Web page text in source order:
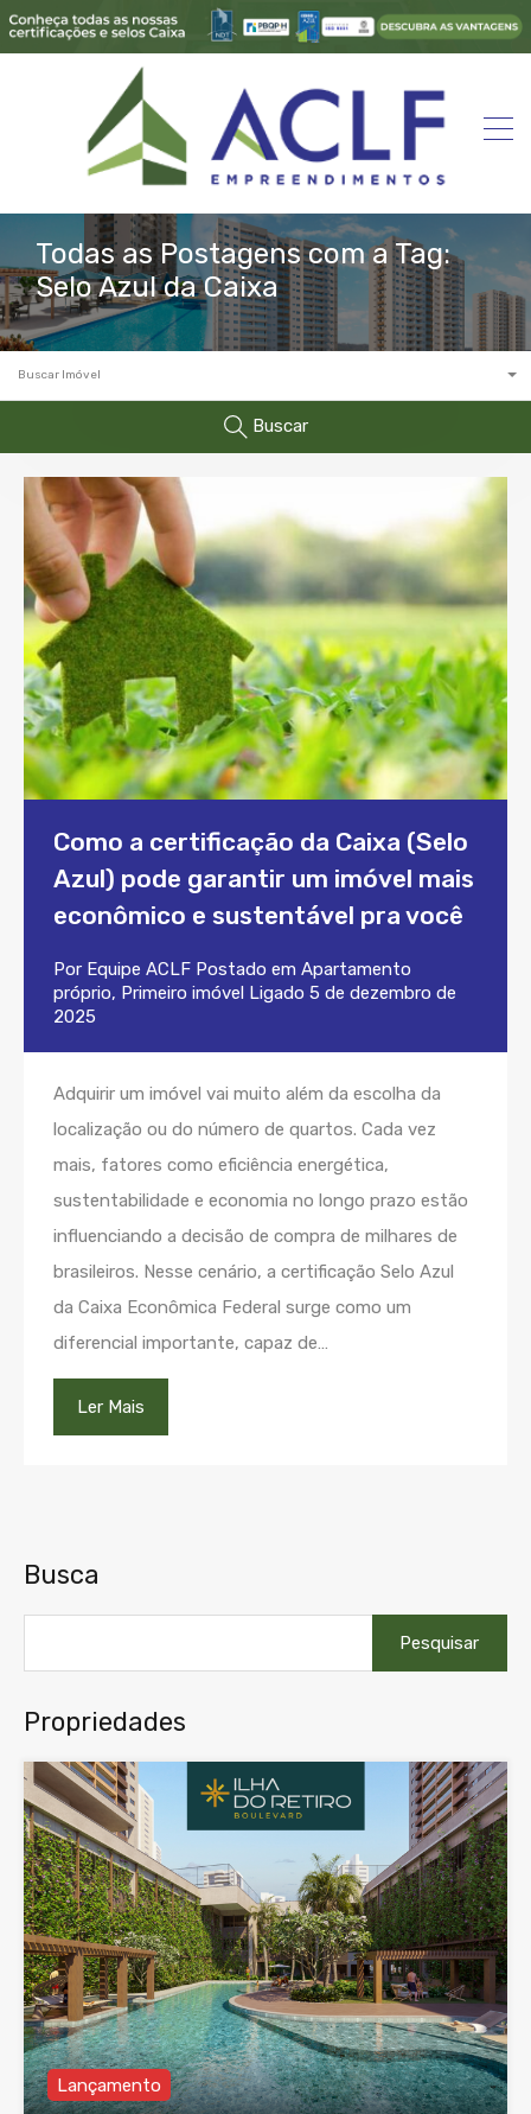
Todas as Postagens com a Tag:
Selo Azul da Caixa
Buscar Imóvel
Buscar
Como a certificação da Caixa (Selo
Azul) pode garantir um imóvel mais
econômico e sustentável pra você
Por Equipe ACLF Postado em Apartamento
próprio, Primeiro imóvel Ligado 5 de dezembro de
2025
Adquirir um imóvel vai muito além da escolha da
localização ou do número de quartos. Cada vez
mais, fatores como eficiência energética,
sustentabilidade e economia no longo prazo estão
influenciando a decisão de compra de milhares de
brasileiros. Nesse cenário, a certificação Selo Azul
da Caixa Econômica Federal surge como um
diferencial importante, capaz de…
Ler Mais
Busca
por:
Propriedades
Lançamento